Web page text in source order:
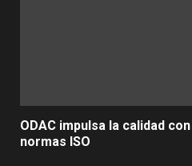
ODAC impulsa la calidad
normas ISO